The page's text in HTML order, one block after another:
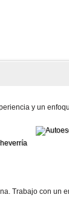
y un
Trabajo con un